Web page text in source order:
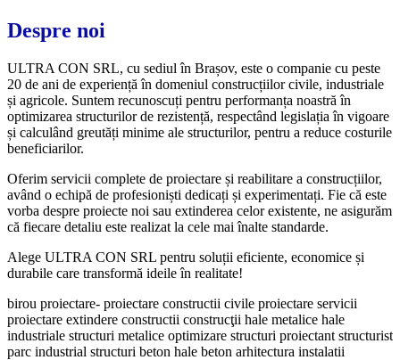
Despre noi
ULTRA CON SRL, cu sediul în Brașov, este o companie cu peste
20 de ani de experiență în domeniul construcțiilor civile, industriale
și agricole. Suntem recunoscuți pentru performanța noastră în
optimizarea structurilor de rezistență, respectând legislația în vigoare
și calculând greutăți minime ale structurilor, pentru a reduce costurile
beneficiarilor.
Oferim servicii complete de proiectare și reabilitare a construcțiilor,
având o echipă de profesioniști dedicați și experimentați. Fie că este
vorba despre proiecte noi sau extinderea celor existente, ne asigurăm
că fiecare detaliu este realizat la cele mai înalte standarde.
Alege ULTRA CON SRL pentru soluții eficiente, economice și
durabile care transformă ideile în realitate!
birou proiectare- proiectare constructii civile proiectare servicii
proiectare extindere constructii construcţii hale metalice hale
industriale structuri metalice optimizare structuri proiectant structurist
parc industrial structuri beton hale beton arhitectura instalatii